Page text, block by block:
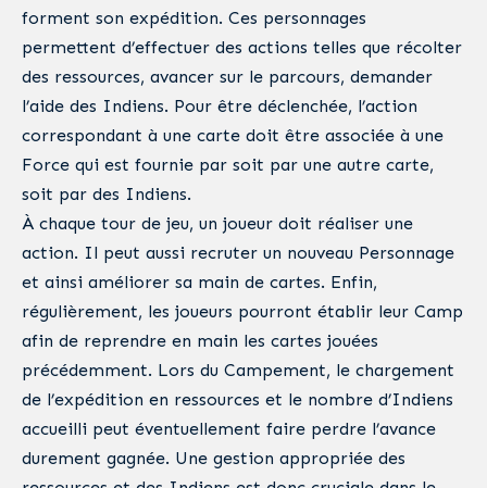
forment son expédition. Ces personnages
permettent d’effectuer des actions telles que récolter
des ressources, avancer sur le parcours, demander
l’aide des Indiens. Pour être déclenchée, l’action
correspondant à une carte doit être associée à une
Force qui est fournie par soit par une autre carte,
soit par des Indiens.
À chaque tour de jeu, un joueur doit réaliser une
action. Il peut aussi recruter un nouveau Personnage
et ainsi améliorer sa main de cartes. Enfin,
régulièrement, les joueurs pourront établir leur Camp
afin de reprendre en main les cartes jouées
précédemment. Lors du Campement, le chargement
de l’expédition en ressources et le nombre d’Indiens
accueilli peut éventuellement faire perdre l’avance
durement gagnée. Une gestion appropriée des